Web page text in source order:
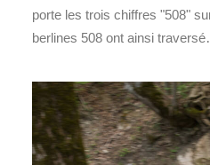
porte les trois chiffres "508"
berlines 508 ont ainsi